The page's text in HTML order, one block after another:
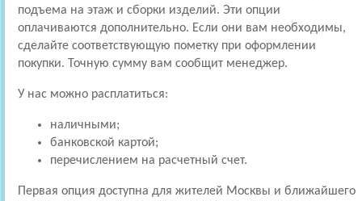
подъема на этаж и сборки изделий. Эти опции
оплачиваются дополнительно. Если они вам необходимы,
сделайте соответствующую пометку при оформлении
покупки. Точную сумму вам сообщит менеджер.
У нас можно расплатиться:
наличными;
банковской картой;
перечислением на расчетный счет.
Первая опция доступна для жителей Москвы и ближайшего